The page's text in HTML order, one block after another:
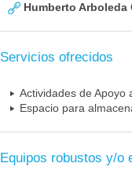
Humberto Arboleda
Servicios ofrecidos
Actividades de Apoyo
Espacio para
Equipos robustos y/o